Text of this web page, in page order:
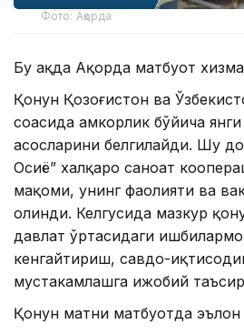
Фото: Ақорда
Бу ҳақда Ақорда матбуот
Қонун Қозоғистон ва
соҳасида ҳамкорлик бўйича
асосларини белгилайди. Шу
Осиё” халқаро саноат
мақоми, унинг фаолияти ва
олинди. Келгусида мазкур
давлат ўртасидаги
кенгайтириш, савдо-
мустаҳкамлашга ижобий
Қонун матни матбуотда эълон